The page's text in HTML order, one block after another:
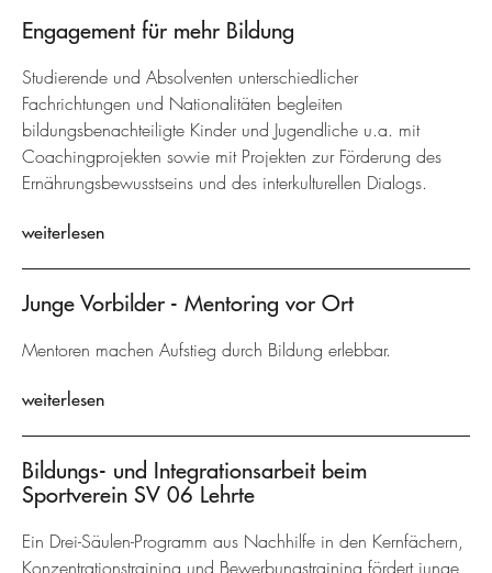
Engagement für mehr Bildung
Studierende und Absolventen unterschiedlicher
Fachrichtungen und Nationalitäten begleiten
bildungsbenachteiligte Kinder und Jugendliche u.a. mit
Coachingprojekten sowie mit Projekten zur Förderung des
Ernährungsbewusstseins und des interkulturellen Dialogs.
weiterlesen
Junge Vorbilder - Mentoring vor Ort
Mentoren machen Aufstieg durch Bildung erlebbar.
weiterlesen
Bildungs- und Integrationsarbeit beim
Sportverein SV 06 Lehrte
Ein Drei-Säulen-Programm aus Nachhilfe in den Kernfächern,
Konzentrationstraining und Bewerbungstraining fördert junge